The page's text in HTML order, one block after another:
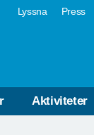
Lyssna Press
Aktiviteter